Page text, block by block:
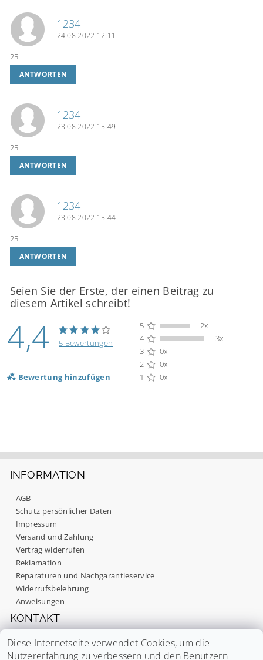
1234
24.08.2022 12:11
25
ANTWORTEN
1234
23.08.2022 15:49
25
ANTWORTEN
1234
23.08.2022 15:44
25
ANTWORTEN
Seien Sie der Erste, der einen Beitrag zu
diesem Artikel schreibt!
4,4 5 Bewertungen
Bewertung hinzufügen
5
2x
4
3x
3
0x
2
0x
1
0x
Mit dem Absenden Ihrer Bewertung stimmen Sie
unserenDatenschutzbestimmungen
INFORMATION
AGB
Schutz persönlicher Daten
Impressum
Versand und Zahlung
Vertrag widerrufen
Reklamation
Reparaturen und Nachgarantieservice
Widerrufsbelehrung
Anweisungen
KONTAKT
Mo. - Fr.: 09:00 - 17:00
info@noaton.de
Diese Internetseite verwendet Cookies, um die
Nutzererfahrung zu verbessern und den Benutzern